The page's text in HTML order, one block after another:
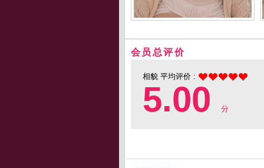
会员总评价
相貌 平均评价 :
5.00 分